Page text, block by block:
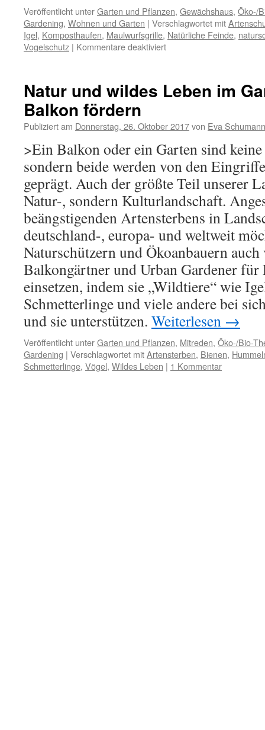
Veröffentlicht unterGarten und Pflanzen, Gewächshaus, Öko-/
Gardening, Wohnen und Garten | Verschlagwortet mit
Igel, Komposthaufen, Maulwurfsgrille, Natürliche Feinde,
Vogelschutz | Kommentare deaktiviert
Natur und wildes Leben im
Balkon fördern
Publiziert am Donnerstag, 26. Oktober 2017von Eva Schumann
>Ein Balkon oder ein Garten sind
sondern beide werden von den
geprägt. Auch der größte Teil unserer
Natur-, sondern Kulturlandschaft.
beängstigenden Artensterbens in
deutschland-, europa- und weltweit
Naturschützern und Ökoanbauern
Balkongärtner und Urban Gardener für
einsetzen, indem sie „Wildtiere“ wie
Schmetterlinge und viele andere bei
und sie unterstützen. Weiterlesen →
Veröffentlicht unterGarten und Pflanzen, Mitreden, Öko-/Bio-
Gardening | Verschlagwortet mitArtensterben, Bienen,
Schmetterlinge, Vögel, Wildes Leben | 1 Kommentar